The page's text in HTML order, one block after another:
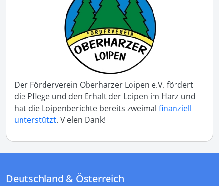
Der Förderverein Oberharzer Loipen e.V. fördert
die Pflege und den Erhalt der Loipen im Harz und
hat die Loipenberichte bereits zweimal finanziell
unterstützt. Vielen Dank!
Deutschland & Österreich